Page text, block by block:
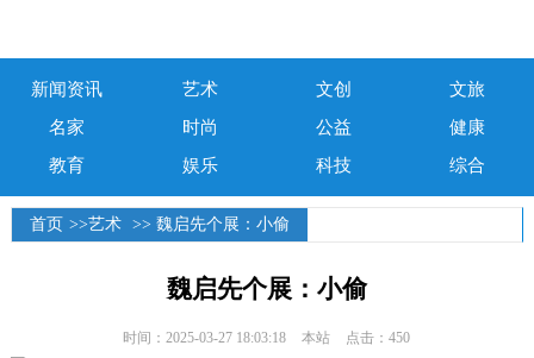
新闻资讯 艺术 文创
文旅
名家
时尚 公益
健康
教育
娱乐 科技 综合
首页 >>艺术 >> 魏启先个展：小偷
魏启先个展：小偷
时间：2025-03-27 18:03:18 本站 点击：450